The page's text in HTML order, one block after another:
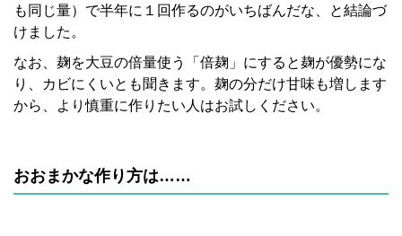
も同じ量）で半年に１回作るのがいちばんだな、と結論づ
けました。
なお、麹を大豆の倍量使う「倍麹」にすると麹が優勢にな
り、カビにくいとも聞きます。麹の分だけ甘味も増します
から、より慎重に作りたい人はお試しください。
おおまかな作り方は……